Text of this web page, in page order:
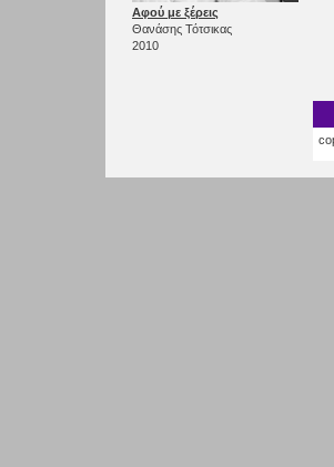
Αφού με ξέρεις
Θανάσης Τότσικας
2010